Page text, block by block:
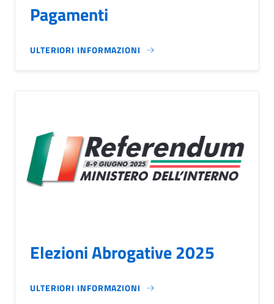
Pagamenti
ULTERIORI INFORMAZIONI
Elezioni Abrogative 2025
ULTERIORI INFORMAZIONI